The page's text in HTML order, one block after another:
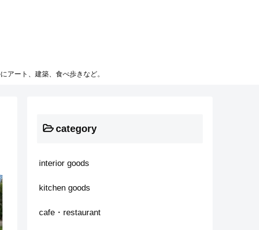
ート、建築、食べ歩きなど。
category
interior goods
kitchen goods
cafe・restaurant